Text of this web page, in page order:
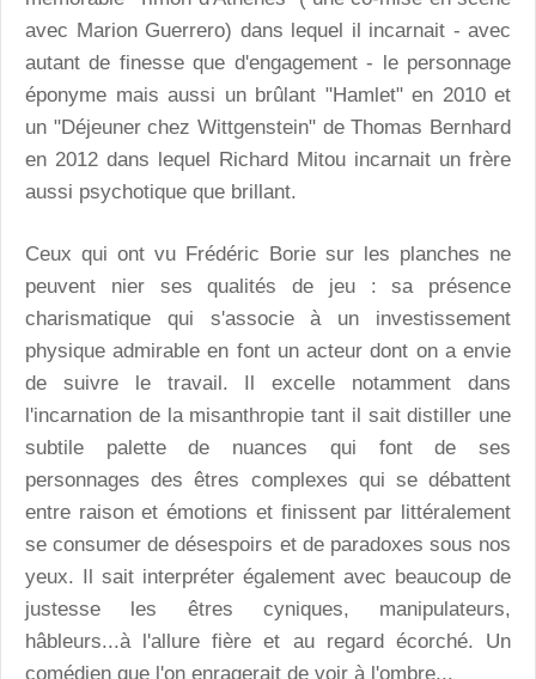
avec Marion Guerrero) dans lequel il incarnait - avec
autant de finesse que d'engagement - le personnage
éponyme mais aussi un brûlant "Hamlet" en 2010 et
un "Déjeuner chez Wittgenstein" de Thomas Bernhard
en 2012 dans lequel Richard Mitou incarnait un frère
aussi psychotique que brillant.
Ceux qui ont vu Frédéric Borie sur les planches ne
peuvent nier ses qualités de jeu : sa présence
charismatique qui s'associe à un investissement
physique admirable en font un acteur dont on a envie
de suivre le travail. Il excelle notamment dans
l'incarnation de la misanthropie tant il sait distiller une
subtile palette de nuances qui font de ses
personnages des êtres complexes qui se débattent
entre raison et émotions et finissent par littéralement
se consumer de désespoirs et de paradoxes sous nos
yeux. Il sait interpréter également avec beaucoup de
justesse les êtres cyniques, manipulateurs,
hâbleurs...à l'allure fière et au regard écorché. Un
comédien que l'on enragerait de voir à l'ombre...